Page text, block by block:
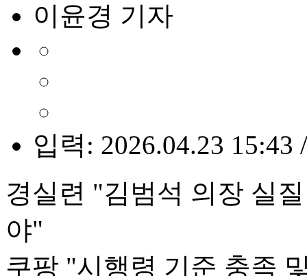
이윤경 기자
입력: 2026.04.23 15:43
경실련 "김범석 의장 실
야"
쿠팡 "시행령 기준 충족